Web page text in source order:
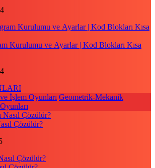
Kurulumu ve Ayarlar | Kod Blokları Kısa
İşlem Oyunları Geometrik-Mekanik
Çözülür?